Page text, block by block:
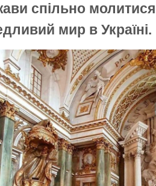
спільно
мир в Україні.